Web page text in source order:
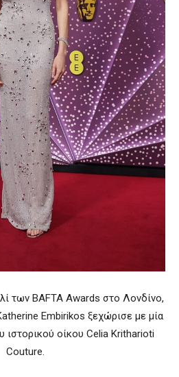
των BAFTA Awards στο Λονδίνο,
Embirikos ξεχώρισε με μία
ιστορικού οίκου Celia Kritharioti
Couture.